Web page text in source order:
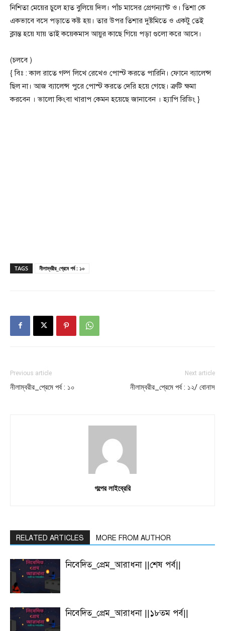
নিশিতা মেয়ের চুলে হাত বুলিয়ে দিল। পাঁচ মাসের প্রেগন্যান্ট ও। তিশা কে
একভাবে বসে পড়াতে কষ্ট হয়। তার উপর তিশার দুষ্টমিতে ও একটু তেই
ক্লান্ত হয়ে যায় তাই কয়েকমাস আয়ুর কাছে গিয়ে পড়া গুলো করে আসে।
(চলবে )
{ বিঃ : কাল রাতে গল্প লিখে রেখেও পোস্ট করতে পারিনি। ফোনে ব্যালেন্স
ছিল না। আজ ব্যালেন্স পুরে পোস্ট করতে দেরি হয়ে গেছে। ত্রুটি ক্ষমা
করবেন । ভালো কিংবা খারাপ কেমন হয়েছে জানাবেন । হ্যাপি রিডিং }
TAGS নীলাম্বরীর_প্রেমে পর্ব : ১০
Previous article
নীলাম্বরীর_প্রেমে পর্ব : ১০
Next article
নীলাম্বরীর_প্রেমে পর্ব : ১২/ বোনাস
গল্পের লাইব্রেরি
RELATED ARTICLES MORE FROM AUTHOR
নিবেদিত_প্রেম_আরাধনা ||শেষ পর্ব||
নিবেদিত_প্রেম_আরাধনা ||১৮তম পর্ব||